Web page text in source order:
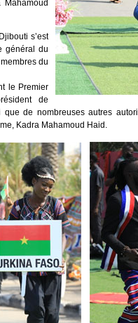
Mahamoud
s’est
général du
du
le Premier
de
que de nombreuses autres
Kadra Mahamoud Haid.